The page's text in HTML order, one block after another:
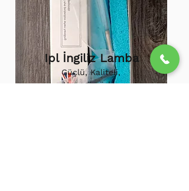
Ipl İngiliz Lamba
Güçlü, Kaliteli,
Uzun ömürlü,